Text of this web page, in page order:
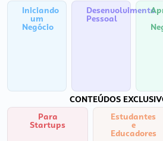
Iniciando
um
Negócio
Desenvolvimento
Pessoal
CONTEÚDOS
Para
Startups
Estudantes
e
Educadores